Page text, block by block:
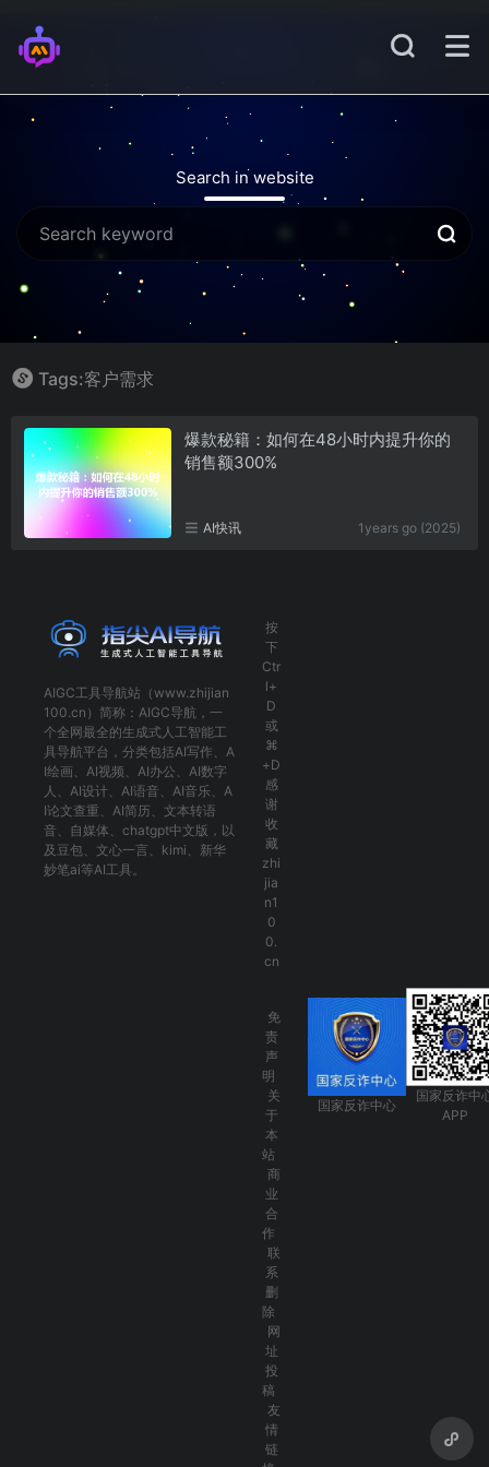
Search in website
Tags:客户需求
爆款秘籍：如何在48小时内提升你的
销售额300%
AI快讯 1years go (2025)
AIGC工具导航站（www.zhijian
100.cn）简称： AIGC导航 ，一
个全网最全的生成式人工智能工
具导航平台，分类包括AI写作 、 A
I绘画 、 AI视频 、 AI办公 、 AI数字
人 、 AI设计、 AI语音、 AI音乐、 A
I论文查重 、 AI简历 、 文本转语
音、 自媒体 、 chatgpt中文版 ，以
及 豆包、 文心一言 、 kimi 、 新华
妙笔ai等AI工具。
按
下
Ctr
l+
D
或
⌘
+D
感
谢
收
藏
zhi
jia
n1
0
0.
cn
免
责
声
明
关
于
本
站
商
业
合
作
联
系
删
除
网
址
投
稿
友
情
链
国家反诈中心
国家反诈中
APP